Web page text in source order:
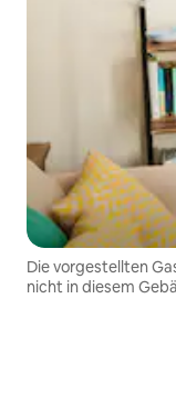
Die vorgestellten
nicht in diesem